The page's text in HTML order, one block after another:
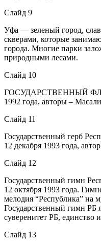
Слайд 9
Уфа — зеленый город,
скверами, которые
города. Многие парки
природными лесами.
Слайд 10
ГОСУДАРСТВЕННЫЙ
1992 года, авторы –
Слайд 11
Государственный герб
12 декабря 1993 года,
Слайд 12
Государственный гимн
12 октября 1993 года.
мелодия “Республика” на
Государственный гимн
суверенитет РБ, единство
Слайд 13